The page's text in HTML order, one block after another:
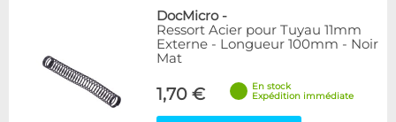
DocMicro-
Ressort Acier pour Tuyau 11mm
Externe - Longueur 100mm - Noir
Mat
1,70 €
En stock
Expédition immédiate